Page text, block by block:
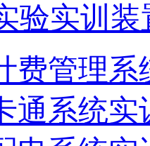
验实训装
费管理系
通系统实